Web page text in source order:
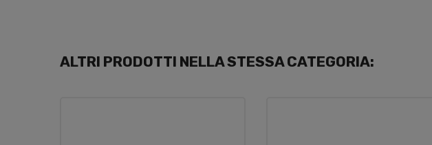
ALTRI PRODOTTI NELLA STESSA CATEGORIA: